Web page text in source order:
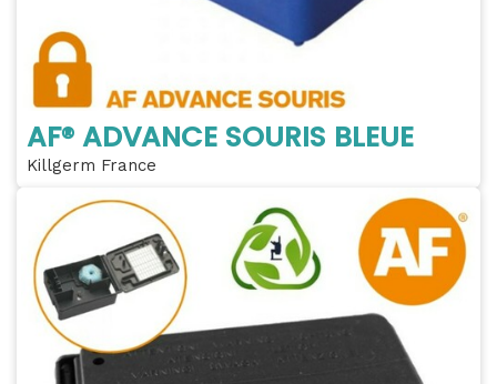
AF® ADVANCE SOURIS BLEUE
Killgerm France